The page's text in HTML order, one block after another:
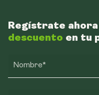
Regístrate
descuento en tu
Nombre*